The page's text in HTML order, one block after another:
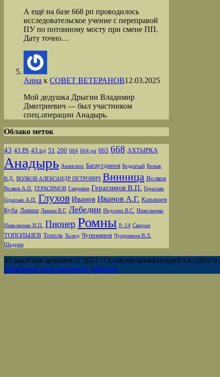
А ещё на базе 668 рп проводилось
исследовательское учение с переправой
ПУ по потонному мосту при смене ПП.
Дату точно…
Анна к СОВЕТ ВЕТЕРАНОВ12.03.2025
Мой дедушка Дрыгин Владимир
Дмитриевич — был участником
спец.операции Анадырь.
Облако меток
43 43 РА 43 рд 51 200 664 664 рп 665 668 АХТЫРКА
Анадырь Ананских Багаутдинов Бедратый Билык
В.Д. ВОЛКОВ АЛЕКСАНДР ПЕТРОВИЧ Винница Волков
Волков А.П. ГЕРАСИМОВ Гавриков Герасимов В.П. Герасько
Герасько А.П. Глухов Иванов Иванов А.Г. Каракаев
Куба Ламаш Ламаш В.Г. Лебедин Неделин В.С. Николаенко
Николаенко Н.П. Пионер Ромны Р–14 Свирин
ТОПОЛЬЦЕВ Тополь Холод Чуприянов Чуприянов В.Л.
Шадрин
43 ракетная дивизия © 2023 | Оставляя комментарий на сайте
обработки персональных данных.